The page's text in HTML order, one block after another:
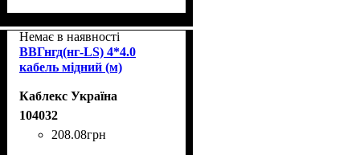
Немає в наявності
ВВГнгд(нг-LS) 4*4.0
кабель мідний (м)
Каблекс Україна
104032
208.08грн